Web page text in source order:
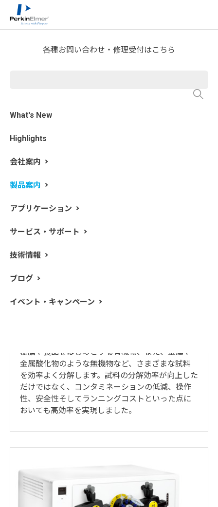
各種お問い合わせ・修理受付はこちら
What's New
Highlights
会社案内
製品案内
アプリケーション
サービス・サポート
技術情報
ブログ
イベント・キャンペーン
ホーム
無機分析はサンプルの前処理が分析の効率化に大きく影
理を自動化することによりサンプルが汚染されるのを防
ーならではのソリューションを提供します。
樹脂や食品をはじめとする有機物、また、金属や
金属酸化物のような無機物など、さまざまな試料
を効率よく分解します。試料の分解効率が向上した
だけではなく、コンタミネーションの低減、操作
性、安全性そしてランニングコストといった点に
おいても高効率を実現しました。